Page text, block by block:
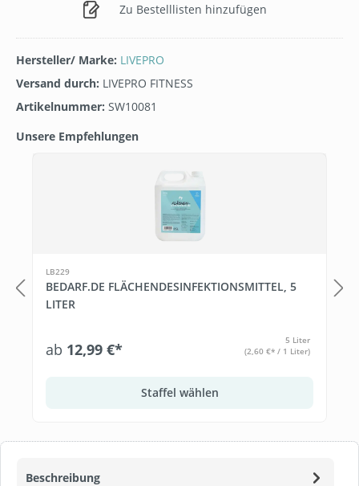
Beschreibung
Zu Bestelllisten hinzufügen
Hersteller/ Marke: LIVEPRO
Versand durch: LIVEPRO FITNESS
Artikelnummer: SW10081
Unsere Empfehlungen
LB229
BEDARF.DE FLÄCHENDESINFEKTIONSMITTEL, 5
LITER
ab 12,99 €*
5 Liter
(2,60 €* / 1 Liter)
Staffel wählen